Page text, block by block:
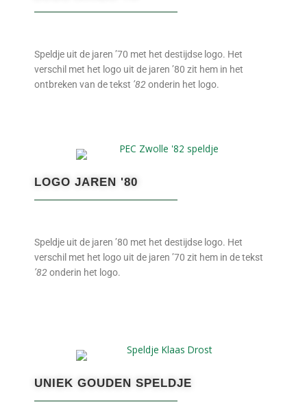
Speldje uit de jaren ’70 met het destijdse logo. Het
verschil met het logo uit de jaren ’80 zit hem in het
ontbreken van de tekst ’82 onderin het logo.
LOGO JAREN '80
Speldje uit de jaren ’80 met het destijdse logo. Het
verschil met het logo uit de jaren ’70 zit hem in de tekst
’82 onderin het logo.
UNIEK GOUDEN SPELDJE